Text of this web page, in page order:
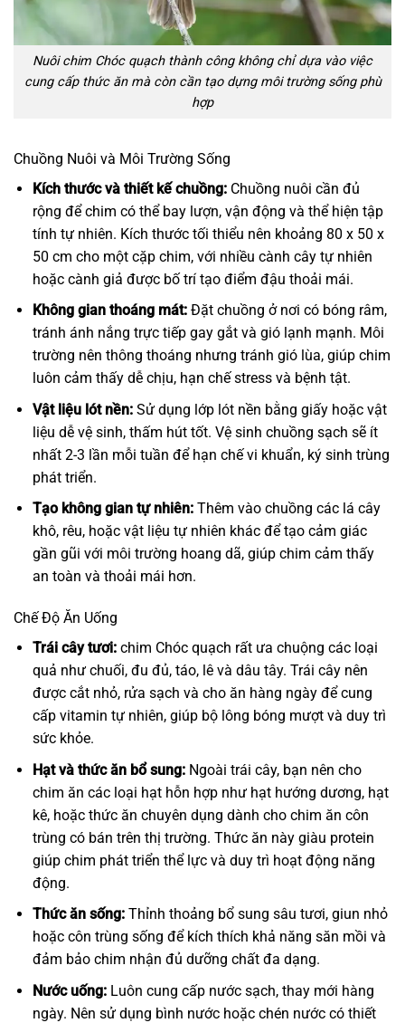
Nuôi chim Chóc quạch thành công không chỉ dựa vào việc
cung cấp thức ăn mà còn cần tạo dựng môi trường sống phù
hợp
Chuồng Nuôi và Môi Trường Sống
Kích thước và thiết kế chuồng:Chuồng nuôi cần đủ
rộng để chim có thể bay lượn, vận động và thể hiện tập
tính tự nhiên. Kích thước tối thiểu nên khoảng 80 x 50 x
50 cm cho một cặp chim, với nhiều cành cây tự nhiên
hoặc cành giả được bố trí tạo điểm đậu thoải mái.
Không gian thoáng mát:Đặt chuồng ở nơi có bóng râm,
tránh ánh nắng trực tiếp gay gắt và gió lạnh mạnh. Môi
trường nên thông thoáng nhưng tránh gió lùa, giúp chim
luôn cảm thấy dễ chịu, hạn chế stress và bệnh tật.
Vật liệu lót nền:Sử dụng lớp lót nền bằng giấy hoặc vật
liệu dễ vệ sinh, thấm hút tốt. Vệ sinh chuồng sạch sẽ ít
nhất 2-3 lần mỗi tuần để hạn chế vi khuẩn, ký sinh trùng
phát triển.
Tạo không gian tự nhiên:Thêm vào chuồng các lá cây
khô, rêu, hoặc vật liệu tự nhiên khác để tạo cảm giác
gần gũi với môi trường hoang dã, giúp chim cảm thấy
an toàn và thoải mái hơn.
Chế Độ Ăn Uống
Trái cây tươi:chim Chóc quạch rất ưa chuộng các loại
quả như chuối, đu đủ, táo, lê và dâu tây. Trái cây nên
được cắt nhỏ, rửa sạch và cho ăn hàng ngày để cung
cấp vitamin tự nhiên, giúp bộ lông bóng mượt và duy trì
sức khỏe.
Hạt và thức ăn bổ sung:Ngoài trái cây, bạn nên cho
chim ăn các loại hạt hỗn hợp như hạt hướng dương, hạt
kê, hoặc thức ăn chuyên dụng dành cho chim ăn côn
trùng có bán trên thị trường. Thức ăn này giàu protein
giúp chim phát triển thể lực và duy trì hoạt động năng
động.
Thức ăn sống:Thỉnh thoảng bổ sung sâu tươi, giun nhỏ
hoặc côn trùng sống để kích thích khả năng săn mồi và
đảm bảo chim nhận đủ dưỡng chất đa dạng.
Nước uống:Luôn cung cấp nước sạch, thay mới hàng
ngày. Nên sử dụng bình nước hoặc chén nước có thiết